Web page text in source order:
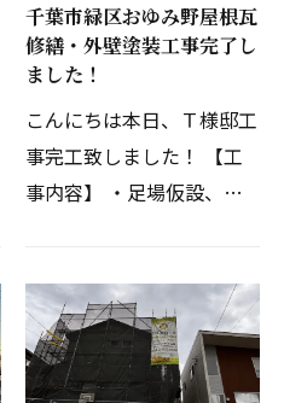
千葉市緑区おゆみ野屋根瓦
修繕・外壁塗装工事完了し
ました！
こんにちは本日、Ｔ様邸工
事完工致しました！ 【工
事内容】 ・足場仮設、撤
帯部塗装・ベランダ防水・
コーキング打ち替え・ベラ
ンダ軒天交換工事 Ｔ様…